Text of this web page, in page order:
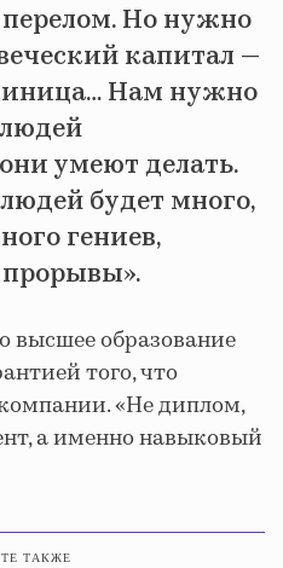
Но нужно
капитал —
Нам нужно
умеют делать.
будет много,
гениев,
высшее образование
того, что
«Не диплом,
а именно навыковый
ТАКЖЕ